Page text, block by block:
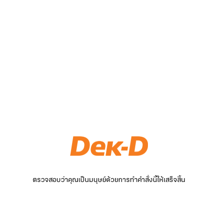
ตรวจสอบว่าคุณเป็นมนุษย์ด้วยการทำคำสั่งนี้ให้เสร็จสิ้น